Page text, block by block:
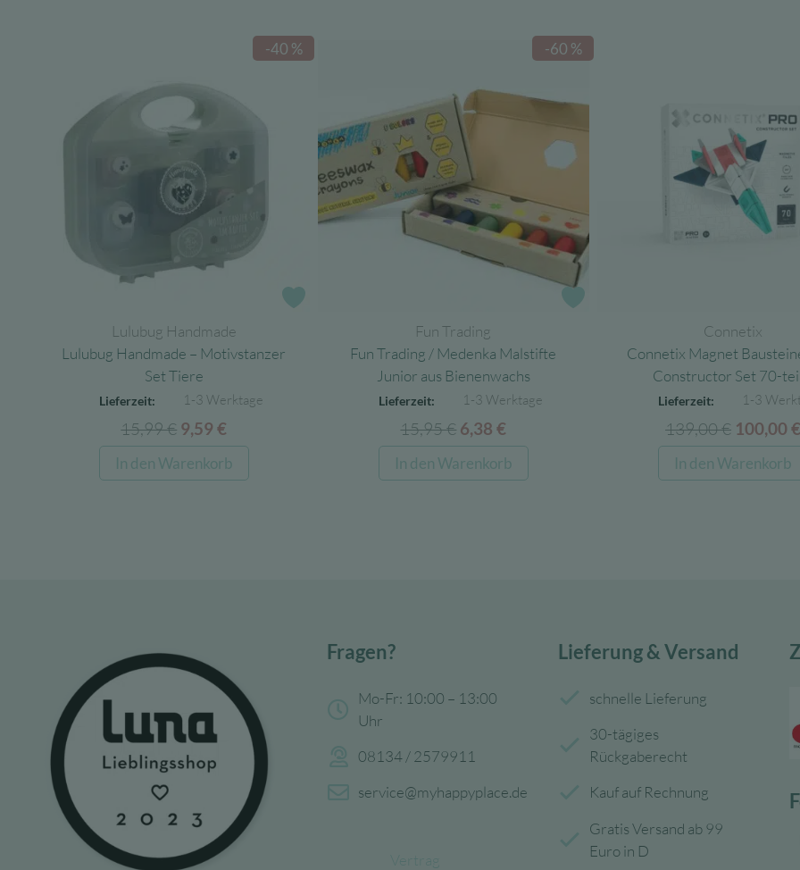
-40 %
Lulubug Handmade
Lulubug Handmade – Motivstanzer
Set Tiere
Lieferzeit: 1-3 Werktage
15,99€ Ursprünglicher
Preis
war:
9,59€
Preis
ist:
In den Warenkorb
-60 %
Fun Trading
Fun Trading / Medenka Malstifte
Junior aus Bienenwachs
Lieferzeit: 1-3 Werktage
15,95€ Ursprünglicher
Preis
war:
6,38€
Preis
ist:
In den Warenkorb
Connetix
Connetix Magnet
Constructor Set 70-
Lieferzeit: 1-3
139,00€
Preis
war:
100,00€
In den Warenkorb
Fragen?
Mo-Fr: 10:00 – 13:00
Uhr
08134 / 2579911
service@myhappyplace.de
Lieferung & Versand
schnelle Lieferung
30-tägiges
Rückgaberecht
Kauf auf Rechnung
Gratis Versand ab 99
Euro in D